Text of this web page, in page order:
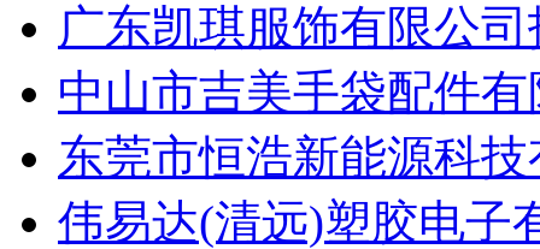
广东凯琪服饰有限公
中山市吉美手袋配件
东莞市恒浩新能源科
伟易达(清远)塑胶电子